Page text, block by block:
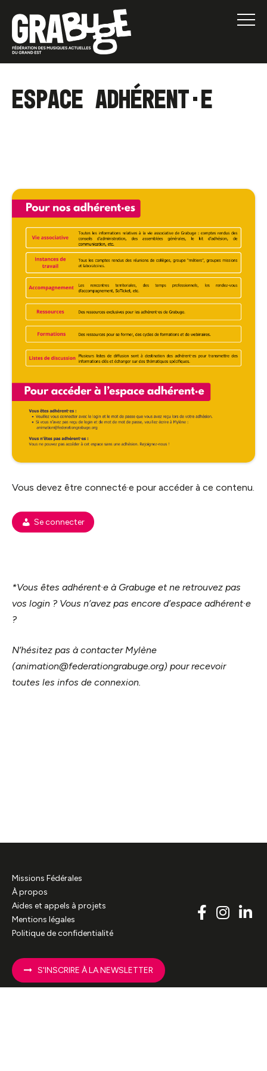
Espace adhérent·e
Vous devez être connecté·e pour accéder à ce contenu.
Se connecter
*Vous êtes adhérent·e à Grabuge et ne retrouvez pas
vos login ? Vous n’avez pas encore d’espace adhérent·e
?
N’hésitez pas à contacter Mylène
(animation@federationgrabuge.org) pour recevoir
toutes les infos de connexion.
Missions Fédérales
À propos
Aides et appels à projets
Mentions légales
Politique de confidentialité
S'INSCRIRE À LA NEWSLETTER